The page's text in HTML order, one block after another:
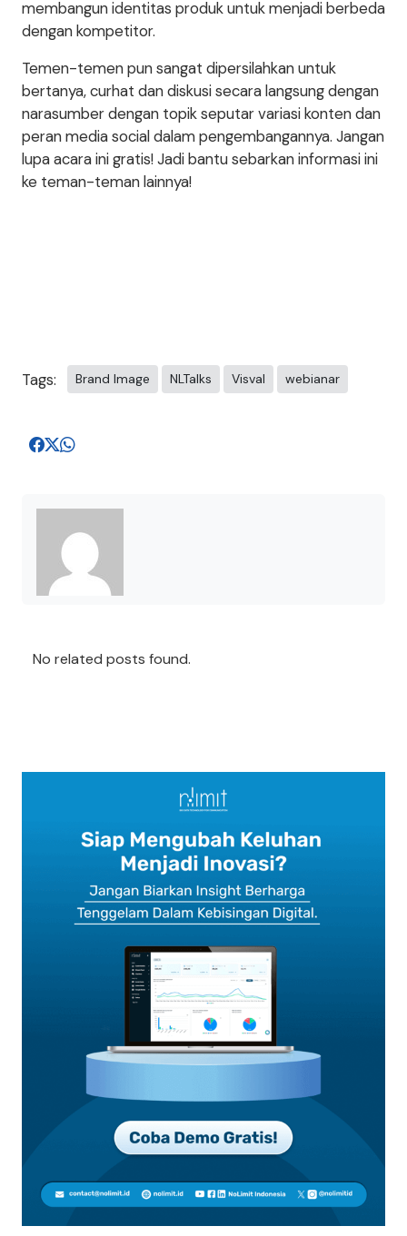
membangun identitas produk untuk menjadi berbeda
dengan kompetitor.
Temen-temen pun sangat dipersilahkan untuk
bertanya, curhat dan diskusi secara langsung dengan
narasumber dengan topik seputar variasi konten dan
peran media social dalam pengembangannya. Jangan
lupa acara ini gratis! Jadi bantu sebarkan informasi ini
ke teman-teman lainnya!
Tags: Brand Image NLTalks Visval webianar
No related posts found.